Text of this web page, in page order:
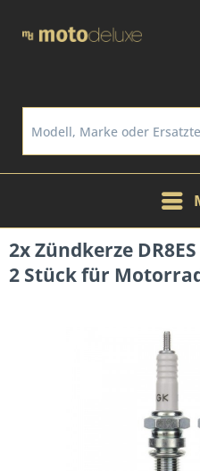
2x Zündkerze
2 Stück für